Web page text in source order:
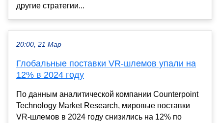
другие стратегии...
20:00, 21 Мар
Глобальные поставки VR-шлемов упали на
12% в 2024 году
По данным аналитической компании Counterpoint
Technology Market Research, мировые поставки
VR-шлемов в 2024 году снизились на 12% по